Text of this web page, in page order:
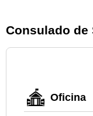
Consulado de
Oficina